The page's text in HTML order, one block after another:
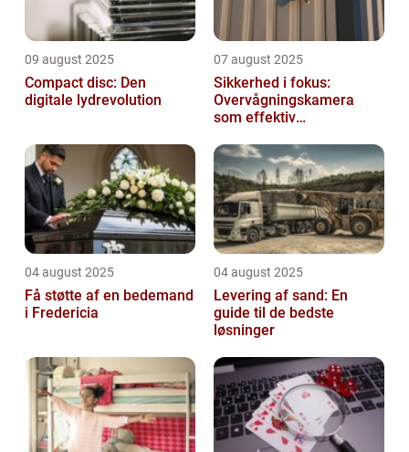
09 august 2025
Compact disc: Den
digitale lydrevolution
07 august 2025
Sikkerhed i fokus:
Overvågningskamera
som effektiv
04 august 2025
Få støtte af en bedemand
i Fredericia
04 august 2025
Levering af sand: En
guide til de bedste
løsninger